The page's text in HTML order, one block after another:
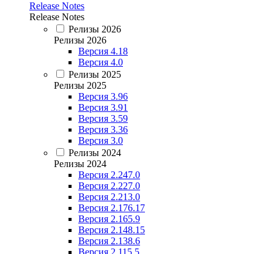
Release Notes
Release Notes
Релизы 2026
Релизы 2026
Версия 4.18
Версия 4.0
Релизы 2025
Релизы 2025
Версия 3.96
Версия 3.91
Версия 3.59
Версия 3.36
Версия 3.0
Релизы 2024
Релизы 2024
Версия 2.247.0
Версия 2.227.0
Версия 2.213.0
Версия 2.176.17
Версия 2.165.9
Версия 2.148.15
Версия 2.138.6